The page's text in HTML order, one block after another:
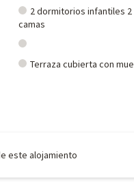
2 dormitorios infantiles 2
camas
Terraza cubierta con
este alojamiento